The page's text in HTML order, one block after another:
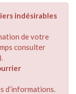
indésirables
de votre
consulter
d’informations.